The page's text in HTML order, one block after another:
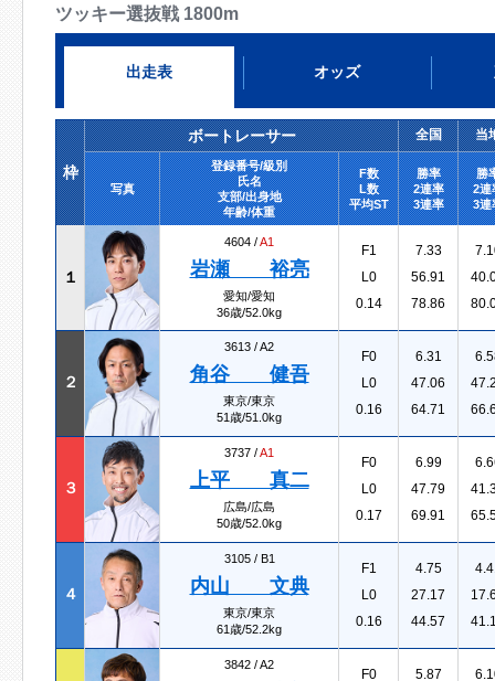
ツッキー選抜戦 1800m
出走表 オッズ
枠
ボートレーサー 全国 当
写真
登録番号/級別
氏名
支部/出身地
年齢/体重
F数
L数
平均ST
勝率
2連率
3連率
勝
2連
3連
１
4604 /A1
岩瀬 裕亮
愛知/愛知
36歳/52.0kg
F1
L0
0.14
7.33
56.91
78.86
２
3613 /A2
角谷 健吾
東京/東京
51歳/51.0kg
F0
L0
0.16
6.31
47.06
64.71
３
3737 /A1
上平 真二
広島/広島
50歳/52.0kg
F0
L0
0.17
6.99
47.79
69.91
４
3105 / B1
内山 文典
東京/東京
61歳/52.2kg
F1
L0
0.16
4.75
27.17
44.57
3842 /A2
F0
5.87